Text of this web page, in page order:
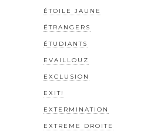
ÉTOILE JAUNE
ÉTRANGERS
ÉTUDIANTS
EVAILLOUZ
EXCLUSION
EXIT!
EXTERMINATION
EXTREME DROITE